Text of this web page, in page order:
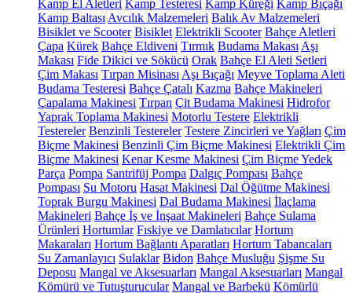
Kamp El Aletleri Kamp Testeresi Kamp Küreği Kamp Bıçağı
Kamp Baltası Avcılık Malzemeleri Balık Av Malzemeleri
Bisiklet ve Scooter Bisiklet Elektrikli Scooter Bahçe Aletleri
Çapa Kürek Bahçe Eldiveni Tırmık Budama Makası Aşı
Makası Fide Dikici ve Sökücü Orak Bahçe El Aleti Setleri
Çim Makası Tırpan Misinası Aşı Bıçağı Meyve Toplama Aleti
Budama Testeresi Bahçe Çatalı Kazma Bahçe Makineleri
Çapalama Makinesi Tırpan Çit Budama Makinesi Hidrofor
Yaprak Toplama Makinesi Motorlu Testere Elektrikli
Testereler Benzinli Testereler Testere Zincirleri ve Yağları Çim
Biçme Makinesi Benzinli Çim Biçme Makinesi Elektrikli Çim
Biçme Makinesi Kenar Kesme Makinesi Çim Biçme Yedek
Parça Pompa Santrifüj Pompa Dalgıç Pompası Bahçe
Pompası Su Motoru Hasat Makinesi Dal Öğütme Makinesi
Toprak Burgu Makinesi Dal Budama Makinesi İlaçlama
Makineleri Bahçe İş ve İnşaat Makineleri Bahçe Sulama
Ürünleri Hortumlar Fıskiye ve Damlatıcılar Hortum
Makaraları Hortum Bağlantı Aparatları Hortum Tabancaları
Su Zamanlayıcı Sulaklar Bidon Bahçe Musluğu Şişme Su
Deposu Mangal ve Aksesuarları Mangal Aksesuarları Mangal
Kömürü ve Tutuşturucular Mangal ve Barbekü Kömürlü